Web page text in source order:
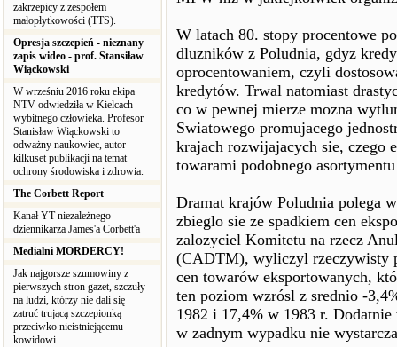
zakrzepicy z zespołem
małopłytkowości (TTS).
Opresja szczepień - nieznany
zapis wideo - prof. Stansiław
Wiąckowski
W wrześniu 2016 roku ekipa
NTV odwiedziła w Kielcach
wybitnego człowieka. Profesor
Stanisław Wiąckowski to
odważny naukowiec, autor
kilkuset publikacji na temat
ochrony środowiska i zdrowia.
The Corbett Report
Kanał YT niezależnego
dziennikarza James'a Corbett'a
Medialni MORDERCY!
Jak najgorsze szumowiny z
pierwszych stron gazet, szczuły
na ludzi, którzy nie dali się
zatruć trującą szczepionką
przeciwko nieistniejącemu
kowidowi
W latach 80. stopy procentowe
dluzników z Poludnia, gdyz
oprocentowaniem, czyli
kredytów. Trwal natomiast
co w pewnej mierze mozna
Swiatowego promujacego
krajach rozwijajacych sie, czego
towarami podobnego
Dramat krajów Poludnia polega
zbieglo sie ze spadkiem cen
zalozyciel Komitetu na rzecz
(CADTM), wyliczyl rzeczywisty
cen towarów eksportowanych,
ten poziom wzrósl z srednio -
1982 i 17,4% w 1983 r.
w zadnym wypadku nie